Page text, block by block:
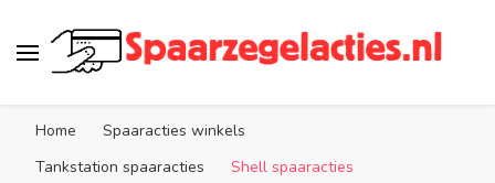
Home
Spaaracties winkels
Tankstation spaaracties
Shell spaaracties